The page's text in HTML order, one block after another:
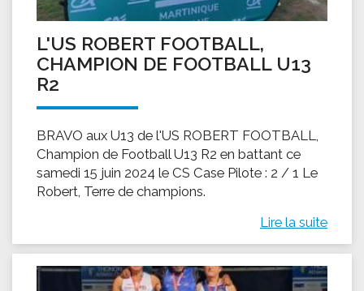
L'US ROBERT FOOTBALL,
CHAMPION DE FOOTBALL U13
R2
BRAVO aux U13 de l'US ROBERT FOOTBALL,
Champion de Football U13 R2 en battant ce
samedi 15 juin 2024 le CS Case Pilote : 2 / 1 Le
Robert, Terre de champions.
Lire la suite